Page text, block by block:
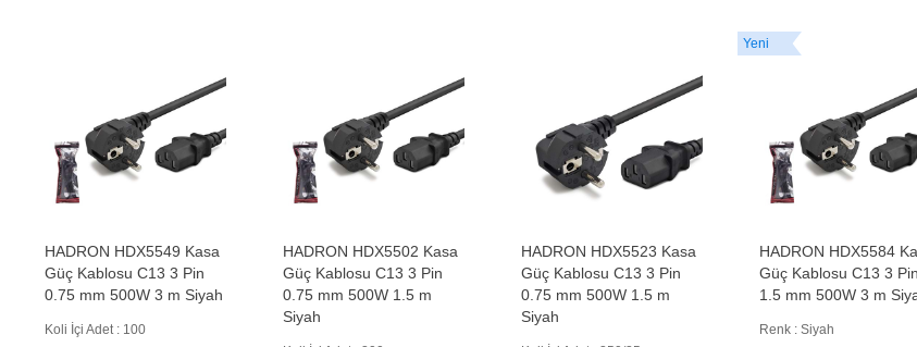
HADRON HDX5549 Kasa
Güç Kablosu C13 3 Pin
0.75 mm 500W 3 m Siyah
Koli İçi Adet : 100
HADRON HDX5502 Kasa
Güç Kablosu C13 3 Pin
0.75 mm 500W 1.5 m
Siyah
HADRON HDX5523 Kasa
Güç Kablosu C13 3 Pin
0.75 mm 500W 1.5 m
Siyah
Yeni
HADRON HDX5584
Güç Kablosu C13 3 Pin
1.5 mm 500W 3 m
Renk : Siyah